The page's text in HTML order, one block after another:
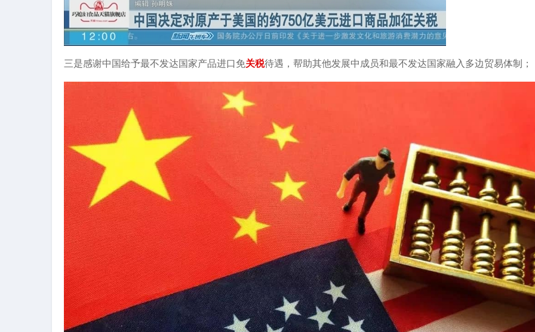
三是感谢中国给予最不发达国家产品进口免关税待遇，帮助其他发展中成员和最不发达国家融入多边贸易体制；